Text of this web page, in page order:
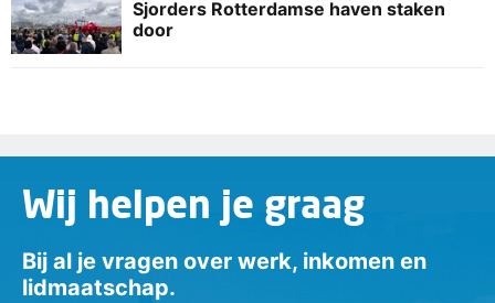
Sjorders Rotterdamse haven staken
door
Wij helpen je graag
Bij al je vragen over werk, inkomen en
lidmaatschap.